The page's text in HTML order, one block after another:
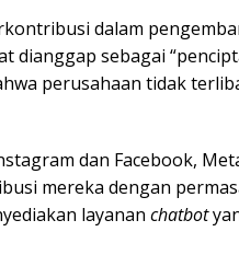
dalam
dianggap sebagai
perusahaan tidak
dan Facebook,
mereka dengan
layanan chatbot